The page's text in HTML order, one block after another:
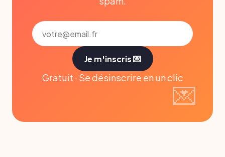
Je m'inscris 💌
Gratuit · Se désinscrire en un clic